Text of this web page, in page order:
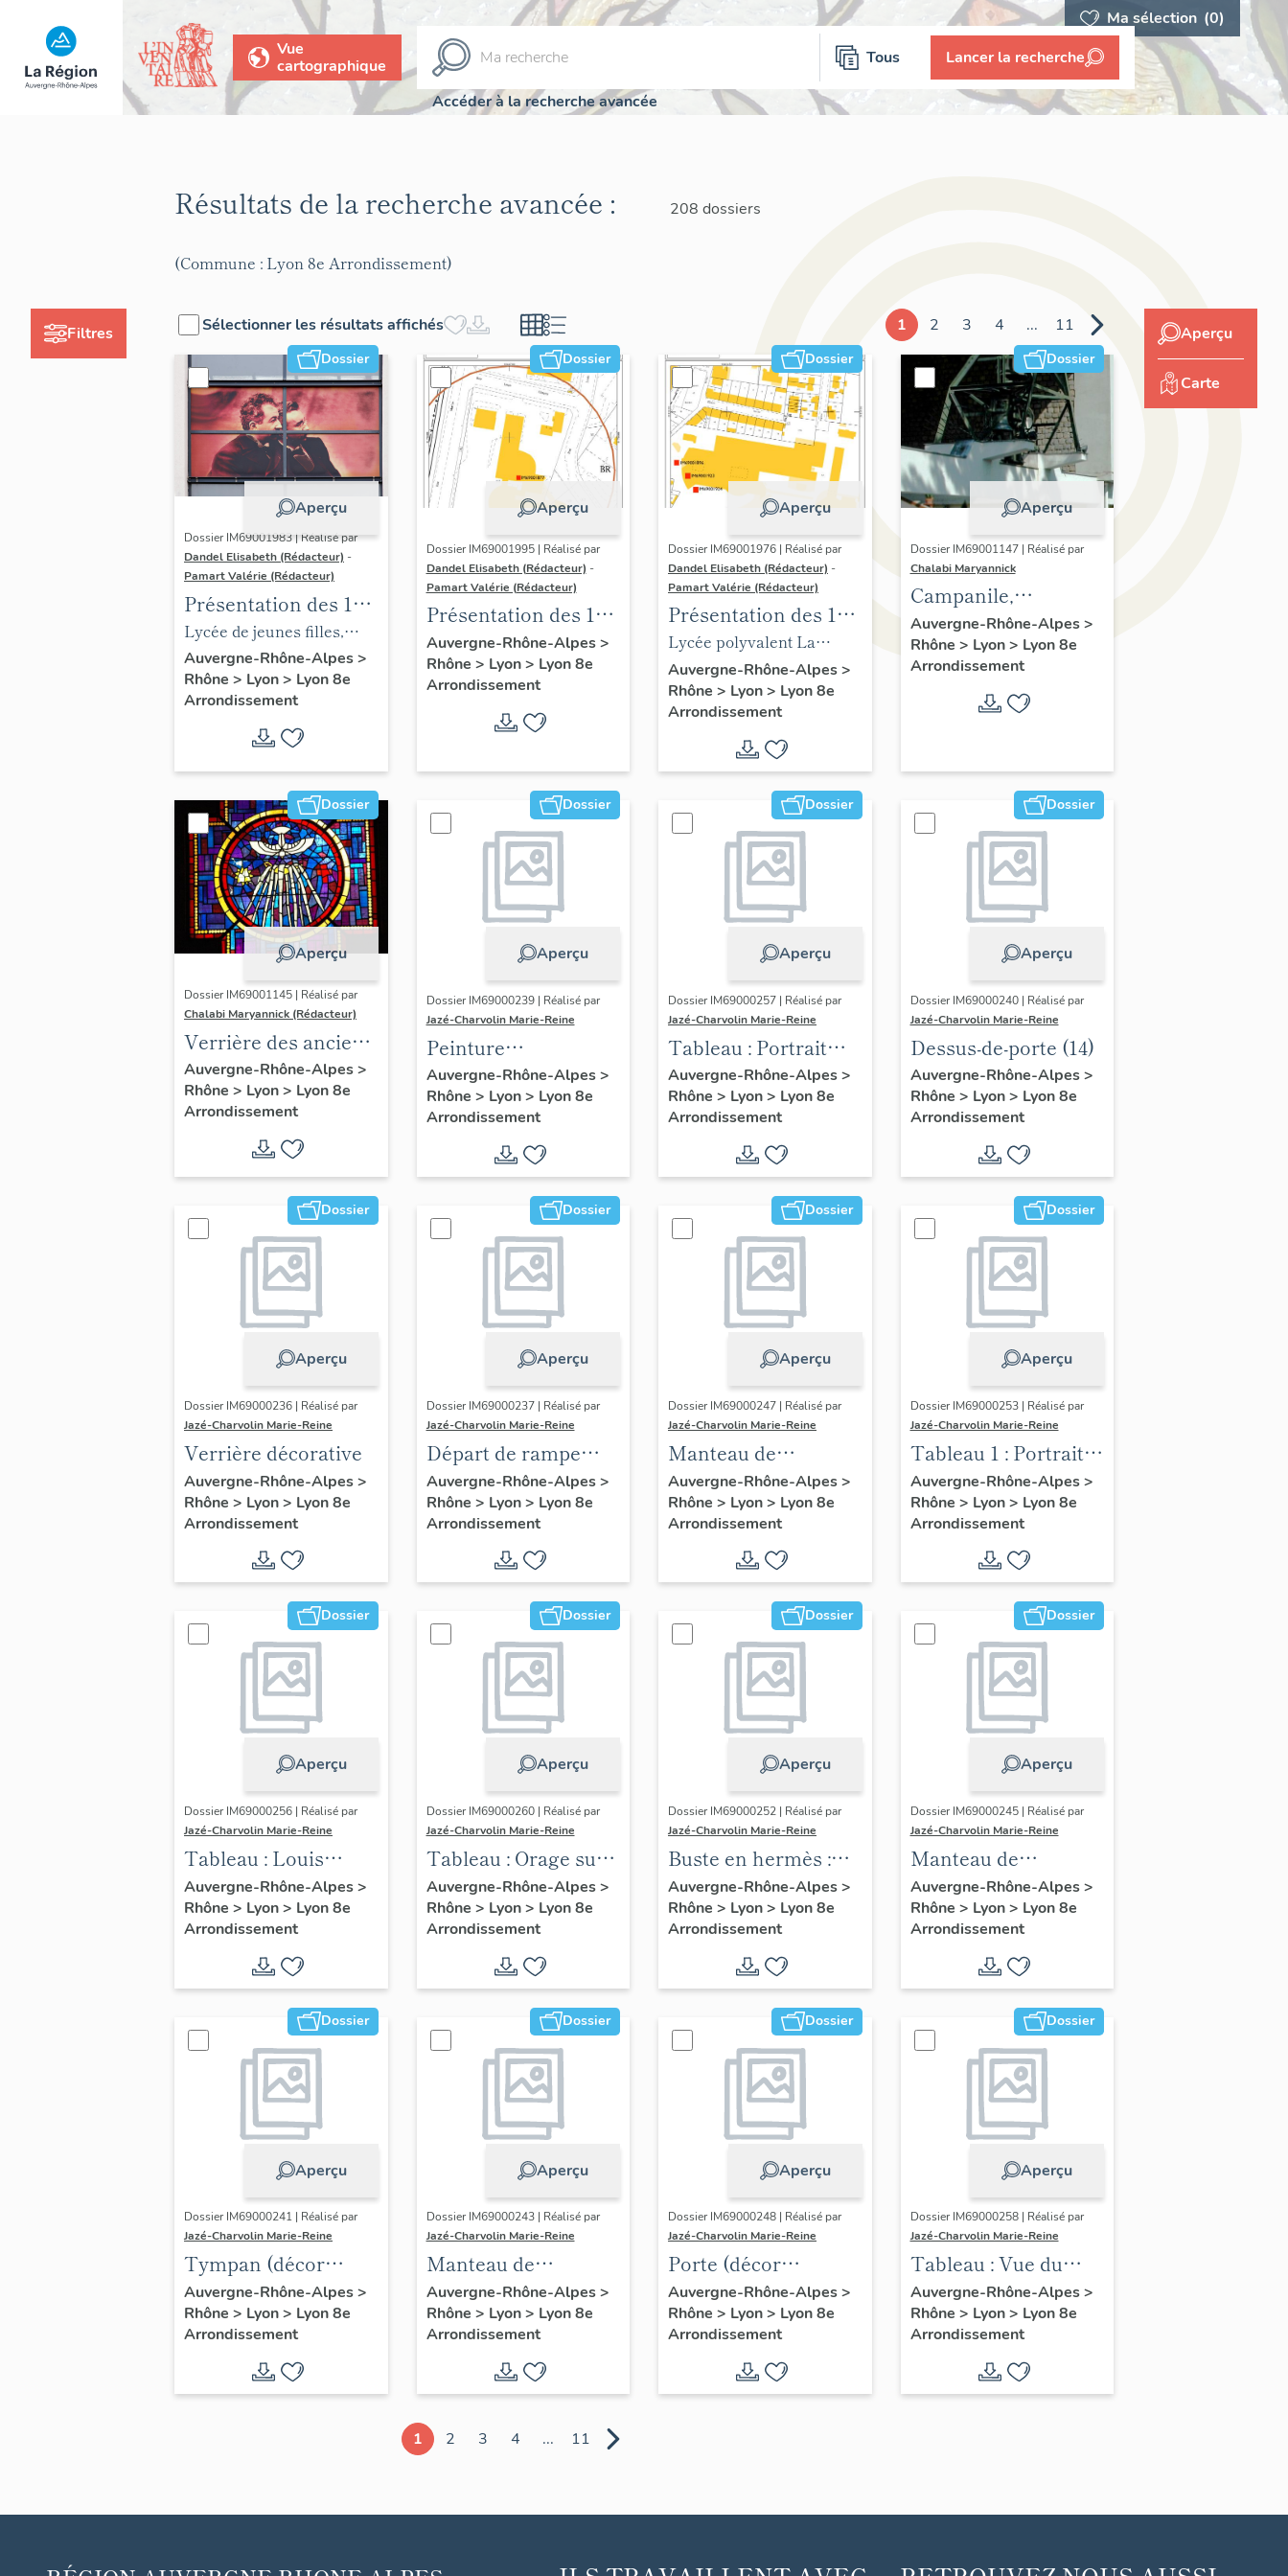
Ma sélection (0)
Vue
cartographique
Tous Lancer la recherche
Accéder à la recherche avancée
Filtres
Résultats de la recherche avancée : 208 dossiers
(Commune : Lyon 8e Arrondissement)
Sélectionner les résultats affichés 1 2 3 4 ... 11
Dossier
Aperçu
Dossier IM69001983 | Réalisé par
Dandel Elisabeth (Rédacteur) -
Pamart Valérie (Rédacteur)
Présentation des 1%
du Lycée Auguste-et-
Louis-Lumière
Lycée de jeunes filles,
puis lycée polyvalent
Auguste-et-Louis-Lumière
Auvergne-Rhône-Alpes>
Rhône > Lyon> Lyon 8e
Arrondissement
Dossier
Aperçu
Dossier IM69001995 | Réalisé par
Dandel Elisabeth (Rédacteur) -
Pamart Valérie (Rédacteur)
Présentation des 1%
du lycée Colbert
Auvergne-Rhône-Alpes>
Rhône > Lyon> Lyon 8e
Arrondissement
Dossier
Aperçu
Dossier IM69001976 | Réalisé par
Dandel Elisabeth (Rédacteur) -
Pamart Valérie (Rédacteur)
Présentation des 1%
du lycée La
Martinière-
Monplaisir
Lycée polyvalent La
Martinière-Monplaisir
Auvergne-Rhône-Alpes>
Rhône > Lyon> Lyon 8e
Arrondissement
Dossier
Aperçu
Dossier IM69001147 | Réalisé par
Chalabi Maryannick
Campanile,
ensemble de trois
cloches
Auvergne-Rhône-Alpes>
Rhône > Lyon> Lyon 8e
Arrondissement
Dossier
Aperçu
Dossier IM69001145 | Réalisé par
Chalabi Maryannick (Rédacteur)
Verrière des anciens
fonts baptismaux
Auvergne-Rhône-Alpes>
Rhône > Lyon> Lyon 8e
Arrondissement
Dossier
Aperçu
Dossier IM69000239 | Réalisé par
Jazé-Charvolin Marie-Reine
Peinture
monumentale
Auvergne-Rhône-Alpes>
Rhône > Lyon> Lyon 8e
Arrondissement
Dossier
Aperçu
Dossier IM69000257 | Réalisé par
Jazé-Charvolin Marie-Reine
Tableau : Portrait
d'Auguste Lumière
Auvergne-Rhône-Alpes>
Rhône > Lyon> Lyon 8e
Arrondissement
Dossier
Aperçu
Dossier IM69000240 | Réalisé par
Jazé-Charvolin Marie-Reine
Dessus-de-porte (14)
Auvergne-Rhône-Alpes>
Rhône > Lyon> Lyon 8e
Arrondissement
Dossier
Aperçu
Dossier IM69000236 | Réalisé par
Jazé-Charvolin Marie-Reine
Verrière décorative
Auvergne-Rhône-Alpes>
Rhône > Lyon> Lyon 8e
Arrondissement
Dossier
Aperçu
Dossier IM69000237 | Réalisé par
Jazé-Charvolin Marie-Reine
Départ de rampe
d'appui ; vase
décoratif
Auvergne-Rhône-Alpes>
Rhône > Lyon> Lyon 8e
Arrondissement
Dossier
Aperçu
Dossier IM69000247 | Réalisé par
Jazé-Charvolin Marie-Reine
Manteau de
cheminée
Auvergne-Rhône-Alpes>
Rhône > Lyon> Lyon 8e
Arrondissement
Dossier
Aperçu
Dossier IM69000253 | Réalisé par
Jazé-Charvolin Marie-Reine
Tableau 1 : Portrait
d'Antoine Lumière
Auvergne-Rhône-Alpes>
Rhône > Lyon> Lyon 8e
Arrondissement
Dossier
Aperçu
Dossier IM69000256 | Réalisé par
Jazé-Charvolin Marie-Reine
Tableau : Louis
Lumière et son
appareil de
projection en relief
Auvergne-Rhône-Alpes>
Rhône > Lyon> Lyon 8e
Arrondissement
Dossier
Aperçu
Dossier IM69000260 | Réalisé par
Jazé-Charvolin Marie-Reine
Tableau : Orage sur
la Dranse
Auvergne-Rhône-Alpes>
Rhône > Lyon> Lyon 8e
Arrondissement
Dossier
Aperçu
Dossier IM69000252 | Réalisé par
Jazé-Charvolin Marie-Reine
Buste en hermès :
Auguste Lumière
Auvergne-Rhône-Alpes>
Rhône > Lyon> Lyon 8e
Arrondissement
Dossier
Aperçu
Dossier IM69000245 | Réalisé par
Jazé-Charvolin Marie-Reine
Manteau de
cheminée ; trumeau
de cheminée
Auvergne-Rhône-Alpes>
Rhône > Lyon> Lyon 8e
Arrondissement
Dossier
Aperçu
Dossier IM69000241 | Réalisé par
Jazé-Charvolin Marie-Reine
Tympan (décor
d'élévation
extérieure) : Minerve
Auvergne-Rhône-Alpes>
Rhône > Lyon> Lyon 8e
Arrondissement
Dossier
Aperçu
Dossier IM69000243 | Réalisé par
Jazé-Charvolin Marie-Reine
Manteau de
cheminée ; trumeau
de cheminée ; buste
à l'italienne et sur
piédouche
Auvergne-Rhône-Alpes>
Rhône > Lyon> Lyon 8e
Arrondissement
Dossier
Aperçu
Dossier IM69000248 | Réalisé par
Jazé-Charvolin Marie-Reine
Porte (décor
d'élévation
extérieure)
Auvergne-Rhône-Alpes>
Rhône > Lyon> Lyon 8e
Arrondissement
Dossier
Aperçu
Dossier IM69000258 | Réalisé par
Jazé-Charvolin Marie-Reine
Tableau : Vue du
Cap-Roux
Auvergne-Rhône-Alpes>
Rhône > Lyon> Lyon 8e
Arrondissement
1 2 3 4 ... 11
Aperçu
Carte